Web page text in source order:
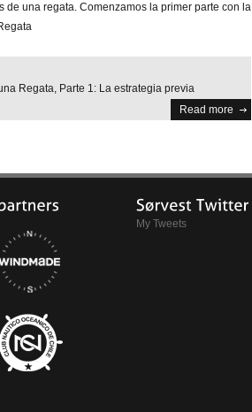
de una regata. Comenzamos la primer parte con la
Regata, Parte 1: La estrategia previa
Read more
My Tweets